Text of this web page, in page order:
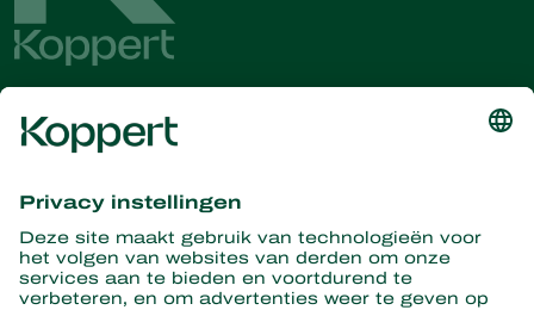
Ontvang het laatste nieuws en
informatie
Hier aanmelden